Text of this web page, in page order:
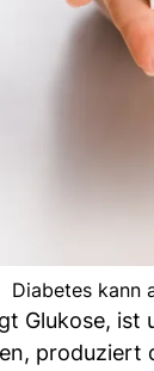
Diabetes kann
Glukose, ist
produziert